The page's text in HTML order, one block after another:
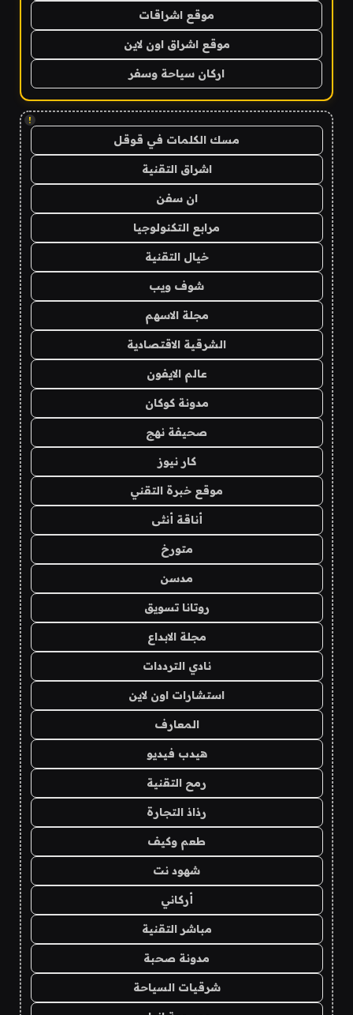
موقع اشراقات
موقع اشراق اون لاين
اركان سياحة وسفر
!
مسك الكلمات في قوقل
اشراق التقنية
ان سفن
مرابع التكنولوجيا
خيال التقنية
شوف ويب
مجلة الاسهم
الشرقية الاقتصادية
عالم الايفون
مدونة كوكان
صحيفة نهج
كار نيوز
موقع خبرة التقني
أناقة أنثى
متورخ
مدسن
روتانا تسويق
مجلة الابداع
نادي الترددات
استشارات اون لاين
المعارف
هيدب فيديو
رمح التقنية
رذاذ التجارة
طعم وكيف
شهود نت
أركاني
مباشر التقنية
مدونة صحبة
شرقيات السياحة